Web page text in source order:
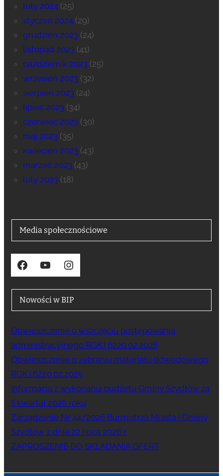
luty 2024(25)
styczeń 2024(29)
grudzień 2023 (24)
listopad 2023 (41)
październik 2023 (25)
wrzesień 2023 (32)
sierpień 2023 (24)
lipiec 2023 (34)
czerwiec 2023 (30)
maj 2023 (35)
kwiecień 2023 (43)
marzec 2023 (43)
luty 2023 (18)
Media społecznościowe
Facebook YouTube Instagram
Nowości w BIP
Obwieszczenie o wszczęciu postępowania
administracyjnego RGK.I.6220.02.2026
Obwieszczenie o zebraniu materiału dowodowego
RGK.I.6220.02.2025
Informacja z wykonania budżetu Gminy Szydłów za
II kwartał 2026 roku
Zarządzenie Nr 44/2026 Burmistrza Miasta i Gminy
Szydłów z dnia 22 lipca 2026 r.
ZAPROSZENIE DO SKŁADANIA OFERT